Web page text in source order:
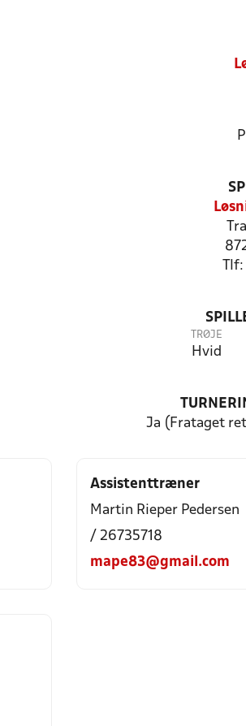
TRØJE
Hvid
Ja (Frataget
Assistenttræner
Martin Rieper Pedersen
/ 26735718
mape83@gmail.com